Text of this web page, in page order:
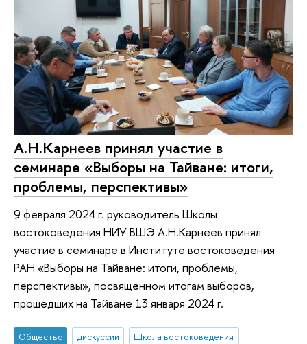
А.Н.Карнеев принял участие в
семинаре «Выборы на Тайване: итоги,
проблемы, перспективы»
9 февраля 2024 г. руководитель Школы
востоковедения НИУ ВШЭ А.Н.Карнеев принял
участие в семинаре в Институте востоковедения
РАН «Выборы на Тайване: итоги, проблемы,
перспективы», посвящённом итогам выборов,
прошедших на Тайване 13 января 2024 г.
Общество дискуссии Школа востоковедения